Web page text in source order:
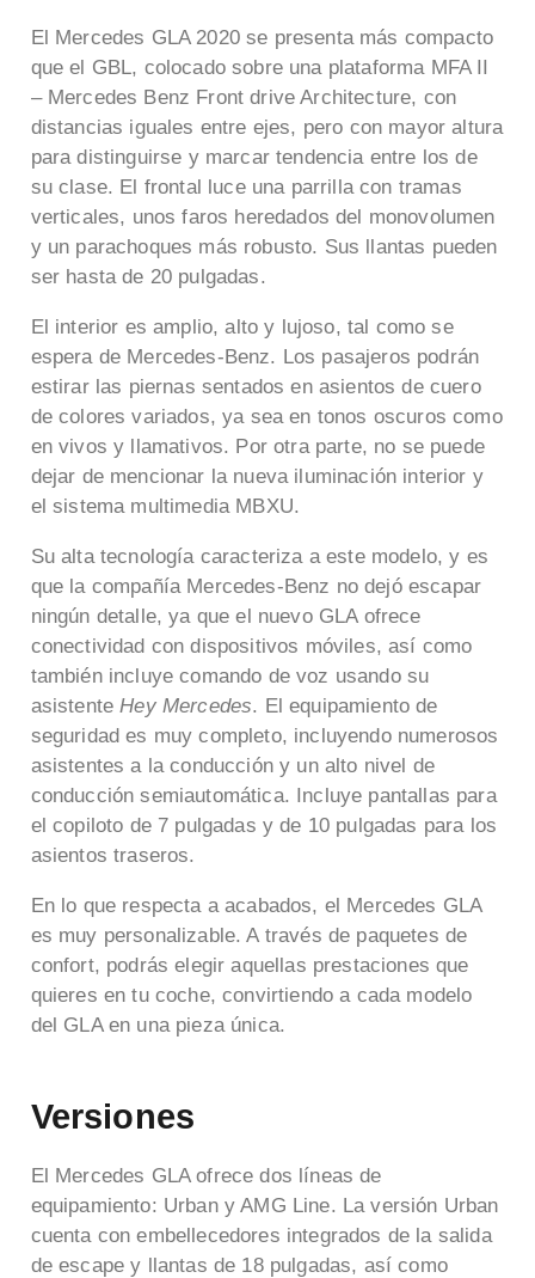
El Mercedes GLA 2020 se presenta más compacto
que el GBL, colocado sobre una plataforma MFA II
– Mercedes Benz Front drive Architecture, con
distancias iguales entre ejes, pero con mayor altura
para distinguirse y marcar tendencia entre los de
su clase. El frontal luce una parrilla con tramas
verticales, unos faros heredados del monovolumen
y un parachoques más robusto. Sus llantas pueden
ser hasta de 20 pulgadas.
El interior es amplio, alto y lujoso, tal como se
espera de Mercedes-Benz. Los pasajeros podrán
estirar las piernas sentados en asientos de cuero
de colores variados, ya sea en tonos oscuros como
en vivos y llamativos. Por otra parte, no se puede
dejar de mencionar la nueva iluminación interior y
el sistema multimedia MBXU.
Su alta tecnología caracteriza a este modelo, y es
que la compañía Mercedes-Benz no dejó escapar
ningún detalle, ya que el nuevo GLA ofrece
conectividad con dispositivos móviles, así como
también incluye comando de voz usando su
asistenteHey Mercedes. El equipamiento de
seguridad es muy completo, incluyendo numerosos
asistentes a la conducción y un alto nivel de
conducción semiautomática. Incluye pantallas para
el copiloto de 7 pulgadas y de 10 pulgadas para los
asientos traseros.
En lo que respecta a acabados, el Mercedes GLA
es muy personalizable. A través de paquetes de
confort, podrás elegir aquellas prestaciones que
quieres en tu coche, convirtiendo a cada modelo
del GLA en una pieza única.
Versiones
El Mercedes GLA ofrece dos líneas de
equipamiento: Urban y AMG Line. La versión Urban
cuenta con embellecedores integrados de la salida
de escape y llantas de 18 pulgadas, así como